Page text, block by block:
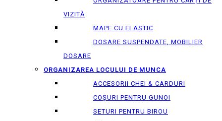
VIZITĂ
MAPE CU ELASTIC
DOSARE SUSPENDATE, MOBILIER
DOSARE
ORGANIZAREA LOCULUI DE MUNCA
ACCESORII CHEI & СARDURI
COȘURI PENTRU GUNOI
SETURI PENTRU BIROU